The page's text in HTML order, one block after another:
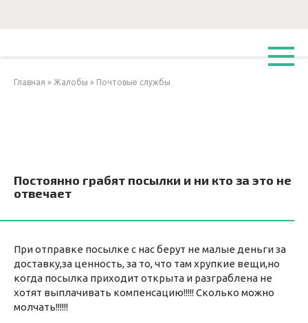
Главная » Жалобы » Почтовые службы
Постоянно грабят посылки и ни кто за это не
отвечает
При отправке посылке с нас берут не малые деньги за
доставку,за ценность, за то, что там хрупкие вещи,но
когда посылка приходит открыта и разграблена не
хотят выплачивать компенсацию!!!!! Сколько можно
молчать!!!!!!